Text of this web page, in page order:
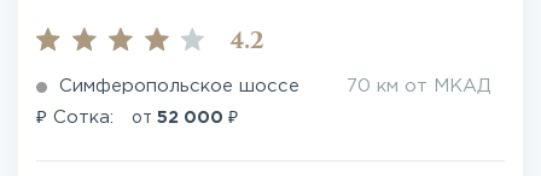
4.2
Симферопольское шоссе 70 км от МКАД
₽ Сотка: от 52 000 ₽